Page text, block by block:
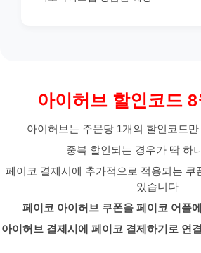
아이허브 할인코드
아이허브는 주문당 1개의 할인코드
중복 할인되는 경우가 딱 하
페이코 결제시에 추가적으로 적용되는 쿠
있습니다
페이코 아이허브 쿠폰을 페이코 어플
아이허브 결제시에 페이코 결제하기로 연